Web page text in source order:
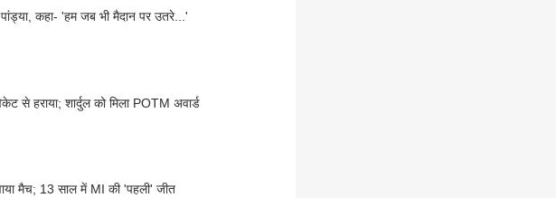
कहा- 'हम जब भी मैदान पर उतरे...'
से हराया; शार्दुल को मिला POTM अवार्ड
मैच; 13 साल में MI की 'पहली' जीत